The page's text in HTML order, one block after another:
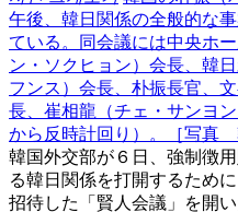
午後、韓日関係の全般的な
ている。同会議には中央ホ
ン・ソクヒョン）会長、韓
フンス）会長、朴振長官、
長、崔相龍（チェ・サンヨ
から反時計回り）。［写真
韓国外交部が６日、強制徴
る韓日関係を打開するため
招待した「賢人会議」を開い